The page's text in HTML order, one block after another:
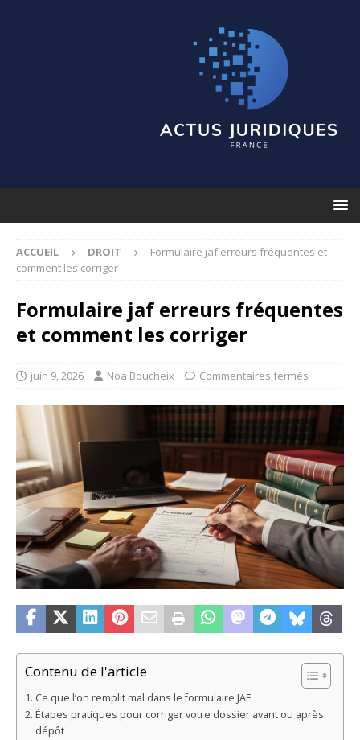
ACCUEIL DROIT
Formulaire jaf erreurs fréquentes et
comment les corriger
Formulaire jaf erreurs fréquentes
et comment les corriger
juin 9, 2026 Noa Boucheix Commentaires fermés
Contenu de l'article
Ce que l’on remplit mal dans le formulaire JAF
Étapes pratiques pour corriger votre dossier avant ou après
dépôt